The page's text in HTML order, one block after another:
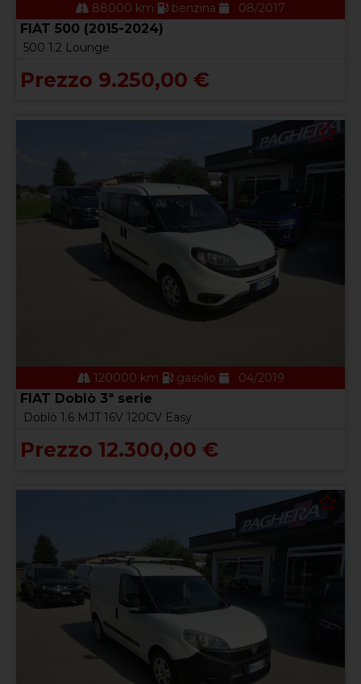
88000 km benzina 08/2017
FIAT 500 (2015-2024)
500 1.2 Lounge
Prezzo 9.250,00 €
120000 km gasolio 04/2019
FIAT Doblò 3ª serie
Doblò 1.6 MJT 16V 120CV Easy
Prezzo 12.300,00 €